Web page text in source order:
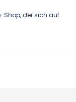
Shop, der sich auf